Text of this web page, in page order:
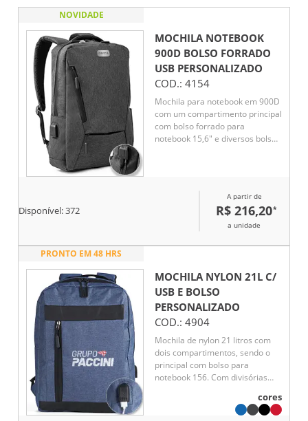
NOVIDADE
MOCHILA NOTEBOOK
900D BOLSO FORRADO
USB PERSONALIZADO
COD.: 4154
Mochila para notebook em 900D
com um compartimento principal
com bolso forrado para
notebook 15,6" e diversos bolsos
Disponível:372
A partir de
R$ 216,20*
a unidade
PRONTO EM 48 HRS
MOCHILA NYLON 21L C/
USB E BOLSO
PERSONALIZADO
COD.: 4904
Mochila de nylon 21 litros com
dois compartimentos, sendo o
principal com bolso para
notebook 156. Com divisórias
mochila possui bolso lateral,
suporte externo usb e alça para
cores